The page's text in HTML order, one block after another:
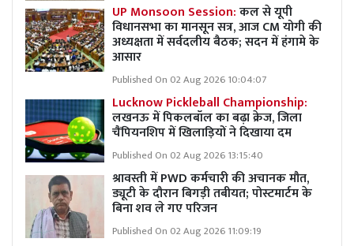
UP Monsoon Session:कल से यूपी
विधानसभा का मानसून सत्र, आज CM योगी की
अध्यक्षता में सर्वदलीय बैठक; सदन में हंगामे के
आसार
Published On 02 Aug 2026 10:04:07
Lucknow Pickleball Championship:
लखनऊ में पिकलबॉल का बढ़ा क्रेज, जिला
चैंपियनशिप में खिलाड़ियों ने दिखाया दम
Published On 02 Aug 2026 13:15:40
श्रावस्ती में PWD कर्मचारी की अचानक मौत,
ड्यूटी के दौरान बिगड़ी तबीयत; पोस्टमार्टम के
बिना शव ले गए परिजन
Published On 02 Aug 2026 11:09:19